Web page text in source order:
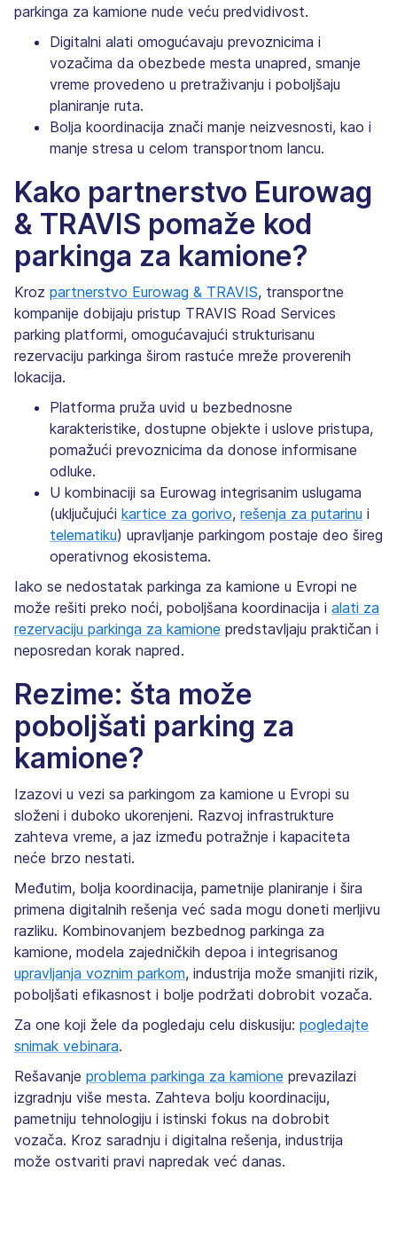
parkinga za kamione nude veću predvidivost.
Digitalni alati omogućavaju prevoznicima i
vozačima da obezbede mesta unapred, smanje
vreme provedeno u pretraživanju i poboljšaju
planiranje ruta.
Bolja koordinacija znači manje neizvesnosti, kao i
manje stresa u celom transportnom lancu.
Kako partnerstvo Eurowag
& TRAVIS pomaže kod
parkinga za kamione?
Kroz partnerstvo Eurowag & TRAVIS, transportne
kompanije dobijaju pristup TRAVIS Road Services
parking platformi, omogućavajući strukturisanu
rezervaciju parkinga širom rastuće mreže proverenih
lokacija.
Platforma pruža uvid u bezbednosne
karakteristike, dostupne objekte i uslove pristupa,
pomažući prevoznicima da donose informisane
odluke.
U kombinaciji sa Eurowag integrisanim uslugama
(uključujući kartice za gorivo, rešenja za putarinu i
telematiku) upravljanje parkingom postaje deo šireg
operativnog ekosistema.
Iako se nedostatak parkinga za kamione u Evropi ne
može rešiti preko noći, poboljšana koordinacija i alati za
rezervaciju parkinga za kamione predstavljaju praktičan i
neposredan korak napred.
Rezime: šta može
poboljšati parking za
kamione?
Izazovi u vezi sa parkingom za kamione u Evropi su
složeni i duboko ukorenjeni. Razvoj infrastrukture
zahteva vreme, a jaz između potražnje i kapaciteta
neće brzo nestati.
Međutim, bolja koordinacija, pametnije planiranje i šira
primena digitalnih rešenja već sada mogu doneti merljivu
razliku. Kombinovanjem bezbednog parkinga za
kamione, modela zajedničkih depoa i integrisanog
upravljanja voznim parkom, industrija može smanjiti rizik,
poboljšati efikasnost i bolje podržati dobrobit vozača.
Za one koji žele da pogledaju celu diskusiju: pogledajte
snimak vebinara.
Rešavanje problema parkinga za kamione prevazilazi
izgradnju više mesta. Zahteva bolju koordinaciju,
pametniju tehnologiju i istinski fokus na dobrobit
vozača. Kroz saradnju i digitalna rešenja, industrija
može ostvariti pravi napredak već danas.